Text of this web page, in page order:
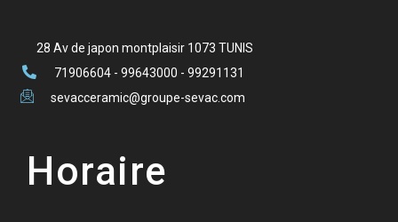
28 Av de japon montplaisir 1073 TUNIS
71906604 - 99643000 - 99291131
sevacceramic@groupe-sevac.com
Horaire